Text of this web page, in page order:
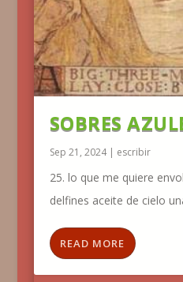
SOBRES
Sep 21, 2024| escribir
25. lo que me quiere
delfines aceite de cielo
READ MORE